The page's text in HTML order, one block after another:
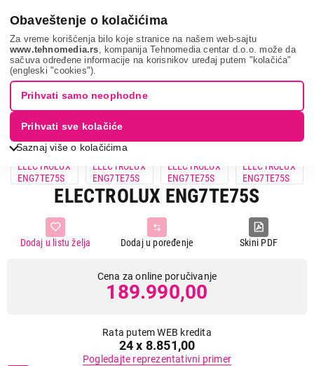
Obaveštenje o kolačićima
Za vreme korišćenja bilo koje stranice na našem web-sajtu
www.tehnomedia.rs , kompanija Tehnomedia centar d.o.o. može da
sačuva određene informacije na korisnikov uređaj putem "kolačića"
(engleski "cookies").
Saznaj više o kolačićima
Prihvati samo neophodne
Prihvati sve kolačiće
Bela tehnika Frižideri Ugradni frižideri Electrolux eng7...
ELECTROLUX ENG7TE75S
Skini PDF
Dodaj u poređenje
Dodaj u listu želja
Cena za online poručivanje
189.990,00
Rata putem WEB kredita
24 x 8.851,00
Pogledajte reprezentativni primer